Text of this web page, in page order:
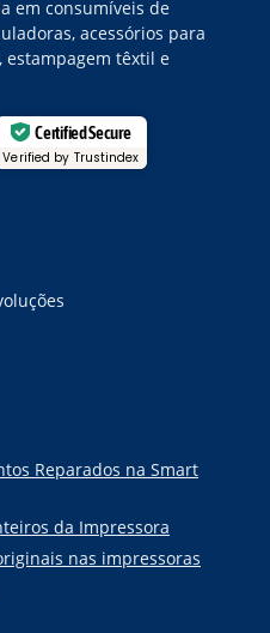
em consumíveis de
acessórios para
estampagem têxtil e
Certified Secure
Verified by Trustindex
Reparados na Smart
da Impressora
nas impressoras